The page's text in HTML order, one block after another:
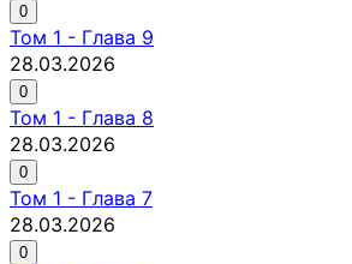
0
Том 1 - Глава 9
28.03.2026
0
Том 1 - Глава 8
28.03.2026
0
Том 1 - Глава 7
28.03.2026
0